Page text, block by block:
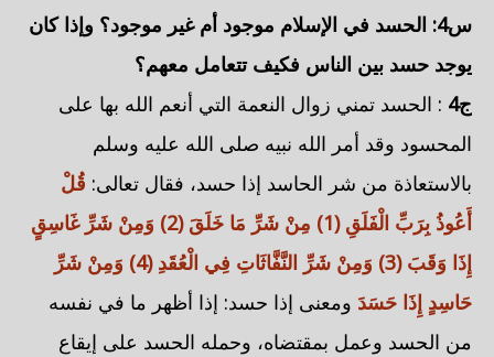
س4:
الحسد في الإسلام موجود أم غير موجود؟ وإذا كان
يوجد حسد بين الناس فكيف تتعامل معهم؟
ج4
: الحسد تمني زوال النعمة التي أنعم الله بها على
المحسود وقد أمر الله نبيه صلى الله عليه وسلم
بالاستعاذة من شر الحاسد إذا حسد، فقال تعالى: قُلْ
أَعُوذُ بِرَبِّ الْفَلَقِ (1) مِنْ شَرِّ مَا خَلَقَ (2) وَمِنْ شَرِّ غَاسِقٍ
إِذَا وَقَبَ (3) وَمِنْ شَرِّ النَّفَّاثَاتِ فِي الْعُقَدِ (4) وَمِنْ شَرِّ
حَاسِدٍ إِذَا حَسَدَ ومعنى إذا حسد: إذا أظهر ما في نفسه
من الحسد وعمل بمقتضاه، وحمله الحسد على إيقاع